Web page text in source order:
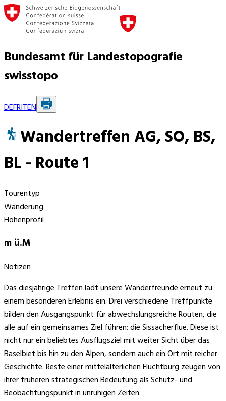
Bundesamt für Landestopografie
swisstopo
DEFRITEN
Wandertreffen AG, SO, BS,
BL - Route 1
Tourentyp
Wanderung
Höhenprofil
m ü.M
Notizen
Das diesjährige Treffen lädt unsere Wanderfreunde erneut zu
einem besonderen Erlebnis ein. Drei verschiedene Treffpunkte
bilden den Ausgangspunkt für abwechslungsreiche Routen, die
alle auf ein gemeinsames Ziel führen: die Sissacherflue. Diese ist
nicht nur ein beliebtes Ausflugsziel mit weiter Sicht über das
Baselbiet bis hin zu den Alpen, sondern auch ein Ort mit reicher
Geschichte. Reste einer mittelalterlichen Fluchtburg zeugen von
ihrer früheren strategischen Bedeutung als Schutz- und
Beobachtungspunkt in unruhigen Zeiten.